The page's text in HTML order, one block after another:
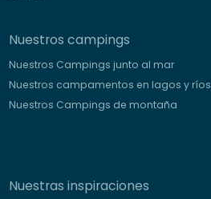
Nuestros campings
Nuestros Campings junto al mar
Nuestros campamentos en lagos y ríos
Nuestros Campings de montaña
Nuestras inspiraciones